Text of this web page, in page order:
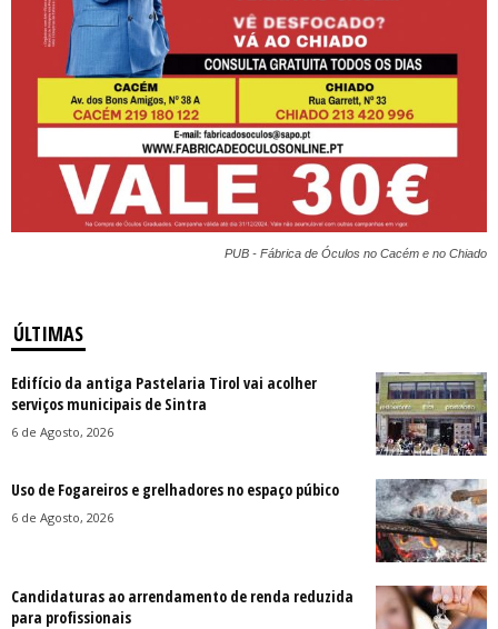
PUB - Fábrica de Óculos no Cacém e no Chiado
ÚLTIMAS
Edifício da antiga Pastelaria Tirol vai acolher
serviços municipais de Sintra
6 de Agosto, 2026
Uso de Fogareiros e grelhadores no espaço púbico
6 de Agosto, 2026
Candidaturas ao arrendamento de renda reduzida
para profissionais